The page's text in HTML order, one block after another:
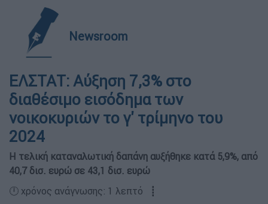
Newsroom
ΕΛΣΤΑΤ: Αύξηση 7,3% στο
διαθέσιμο εισόδημα των
νοικοκυριών το γ' τρίμηνο του
2024
Η τελική καταναλωτική δαπάνη αυξήθηκε κατά 5,9%, από
40,7 δισ. ευρώ σε 43,1 δισ. ευρώ
🕛 χρόνος ανάγνωσης: 1 λεπτό ┋